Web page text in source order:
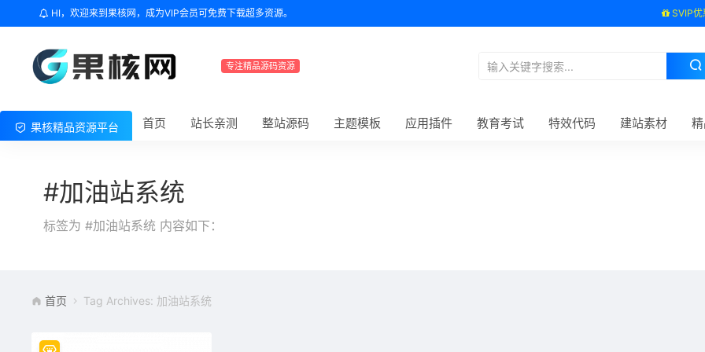
HI，欢迎来到果核网，成为VIP会员可免费下载超多资源。 SVIP优
专注精品源码资源
果核精品资源平台 首页 站长亲测 整站源码 主题模板 应用插件 教育考试 特效代码 建站素材
#加油站系统
标签为 #加油站系统 内容如下：
首页 Tag Archives: 加油站系统